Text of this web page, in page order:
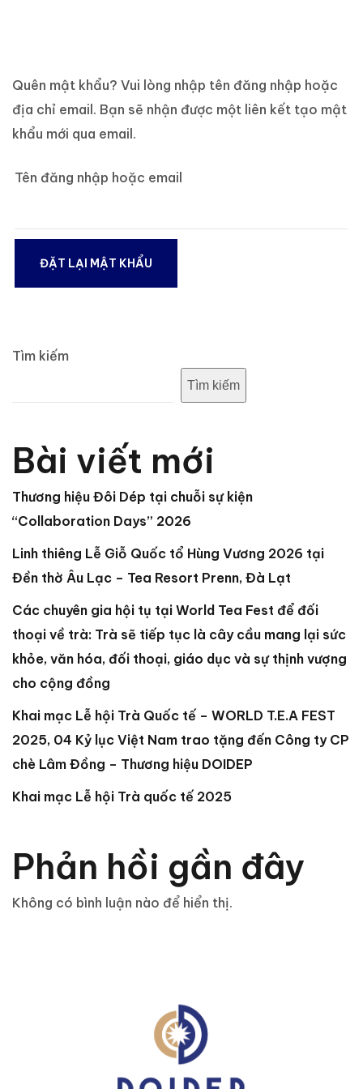
Quên mật khẩu? Vui lòng nhập tên đăng nhập hoặc
địa chỉ email. Bạn sẽ nhận được một liên kết tạo mật
khẩu mới qua email.
Tên đăng nhập hoặc email
ĐẶT LẠI MẬT KHẨU
Tìm kiếm
Tìm kiếm
Bài viết mới
Thương hiệu Đôi Dép tại chuỗi sự kiện
“Collaboration Days” 2026
Linh thiêng Lễ Giỗ Quốc tổ Hùng Vương 2026 tại
Đền thờ Âu Lạc – Tea Resort Prenn, Đà Lạt
Các chuyên gia hội tụ tại World Tea Fest để đối
thoại về trà: Trà sẽ tiếp tục là cây cầu mang lại sức
khỏe, văn hóa, đối thoại, giáo dục và sự thịnh vượng
cho cộng đồng
Khai mạc Lễ hội Trà Quốc tế – WORLD T.E.A FEST
2025, 04 Kỷ lục Việt Nam trao tặng đến Công ty CP
chè Lâm Đồng – Thương hiệu DOIDEP
Khai mạc Lễ hội Trà quốc tế 2025
Phản hồi gần đây
Không có bình luận nào để hiển thị.